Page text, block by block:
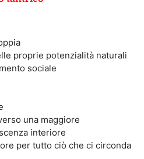
proprie potenzialità naturali
sociale
una maggiore
interiore
per tutto ciò che ci circonda